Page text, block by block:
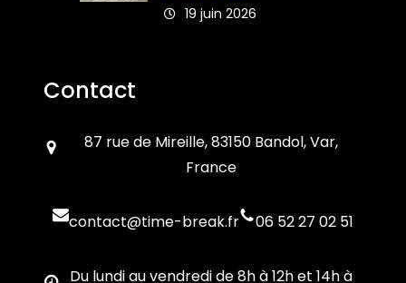
19 juin 2026
Contact
87 rue de Mireille, 83150 Bandol, Var,
France
contact@time-break.fr 06 52 27 02 51
Du lundi au vendredi de 8h à 12h et 14h à